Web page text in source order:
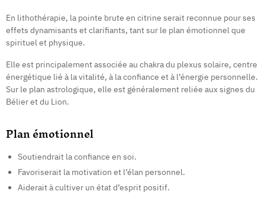
En lithothérapie, la pointe brute en citrine serait reconnue pour ses
effets dynamisants et clarifiants, tant sur le plan émotionnel que
spirituel et physique.
Elle est principalement associée au chakra du plexus solaire, centre
énergétique lié à la vitalité, à la confiance et à l’énergie personnelle.
Sur le plan astrologique, elle est généralement reliée aux signes du
Bélier et du Lion.
Plan émotionnel
Soutiendrait la confiance en soi.
Favoriserait la motivation et l’élan personnel.
Aiderait à cultiver un état d’esprit positif.